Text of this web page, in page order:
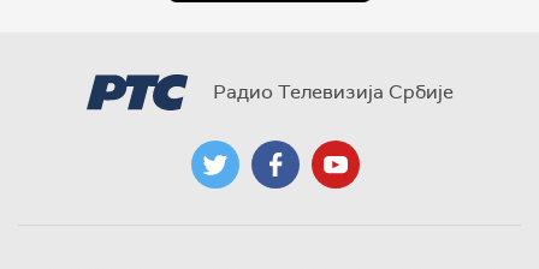
Радио Телевизија Србије